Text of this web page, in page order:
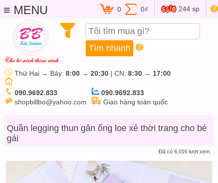
≡ MENU 244 sp
0 0₫
Thứ Hai → Bảy: 8:00 → 20:30 | CN: 8:30 → 17:00
090.9692.833
shopbillbo@yahoo.com
090.9692.833
Giao hàng toàn quốc
Quần legging thun gân ống loe xẻ thời trang cho bé
gái
Đã có 6,016 lượt xem.